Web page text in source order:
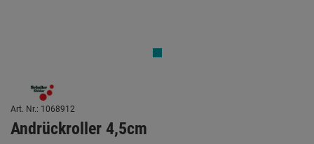
Art. Nr.: 1068912
Andrückroller 4,5cm